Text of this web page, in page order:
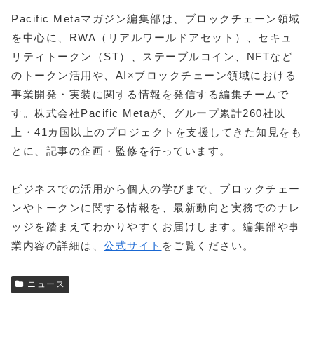
Pacific Metaマガジン編集部は、ブロックチェーン領域
を中心に、RWA（リアルワールドアセット）、セキュ
リティトークン（ST）、ステーブルコイン、NFTなど
のトークン活用や、AI×ブロックチェーン領域における
事業開発・実装に関する情報を発信する編集チームで
す。株式会社Pacific Metaが、グループ累計260社以
上・41カ国以上のプロジェクトを支援してきた知見をも
とに、記事の企画・監修を行っています。
ビジネスでの活用から個人の学びまで、ブロックチェー
ンやトークンに関する情報を、最新動向と実務でのナレ
ッジを踏まえてわかりやすくお届けします。編集部や事
業内容の詳細は、 公式サイト をご覧ください。
ニュース